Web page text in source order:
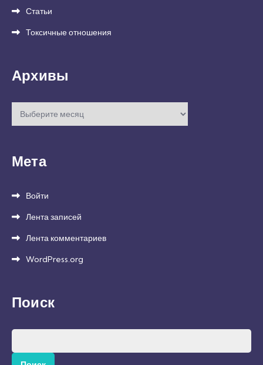
Статьи
Токсичные отношения
Архивы
Архивы
Мета
Войти
Лента записей
Лента комментариев
WordPress.org
Поиск